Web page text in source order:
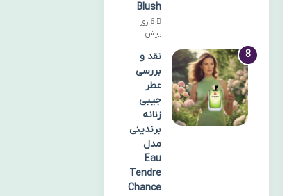
Blush
6 روز
پیش
نقد و
بررسی
عطر
جیبی
زنانه
برندینی
مدل
Eau
Tendre
Chance